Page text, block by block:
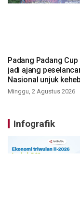
Padang Padang Cup
jadi ajang
Nasional unjuk
Minggu, 2 Agustus 2026
Infografik